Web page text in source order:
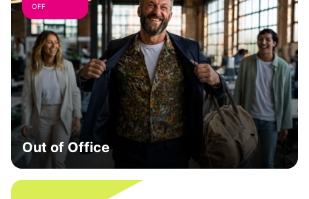
OFF
Out of Office